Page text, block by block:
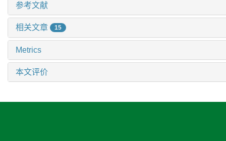
参考文献
相关文章 15
Metrics
本文评价